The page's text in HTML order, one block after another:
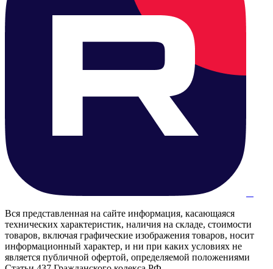
Вся представленная на сайте информация, касающаяся
технических характеристик, наличия на складе, стоимости
товаров, включая графические изображения товаров, носит
информационный характер, и ни при каких условиях не
является публичной офертой, определяемой положениями